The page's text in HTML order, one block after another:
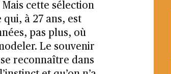
cette sélection
à 27 ans, est
pas plus, où
Le souvenir
reconnaître dans